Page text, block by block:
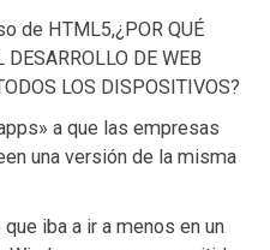
de HTML5,¿POR QUÉ
DE WEB
LOS DISPOSITIVOS?
a que las empresas
una versión de la misma
iba a ir a menos en un